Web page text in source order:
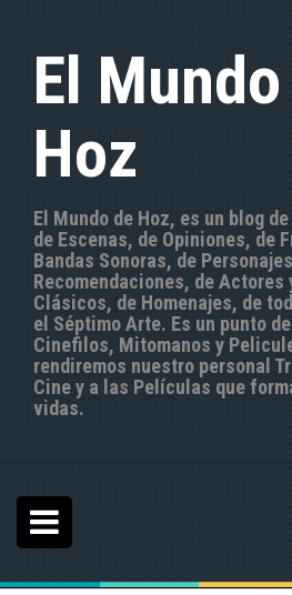
El
Hoz
El Mundo de Hoz, es un blog
de Escenas, de Opiniones, de
Bandas Sonoras, de
Recomendaciones, de
Clásicos, de Homenajes, de
el Séptimo Arte. Es un punto
Cinefilos, Mitomanos y
rendiremos nuestro personal
Cine y a las Películas que
vidas.